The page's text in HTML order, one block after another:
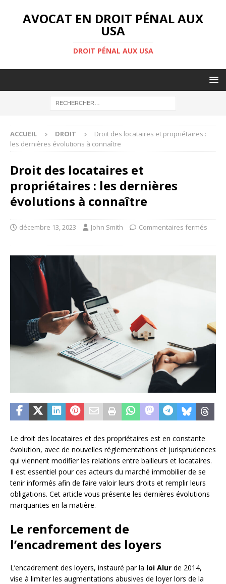
AVOCAT EN DROIT PÉNAL AUX
USA
DROIT PÉNAL AUX USA
ACCUEIL DROIT
Droit des locataires et propriétaires :
les dernières évolutions à connaître
Droit des locataires et
propriétaires : les dernières
évolutions à connaître
décembre 13, 2023 John Smith Commentaires fermés
Le droit des locataires et des propriétaires est en constante
évolution, avec de nouvelles réglementations et jurisprudences
qui viennent modifier les relations entre bailleurs et locataires.
Il est essentiel pour ces acteurs du marché immobilier de se
tenir informés afin de faire valoir leurs droits et remplir leurs
obligations. Cet article vous présente les dernières évolutions
marquantes en la matière.
Le renforcement de
l’encadrement des loyers
L’encadrement des loyers, instauré par la loi Alur de 2014,
vise à limiter les augmentations abusives de loyer lors de la